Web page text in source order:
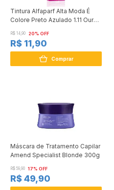
Tintura Alfaparf Alta Moda É
Colore Preto Azulado 1.11 Ouro
R$ 14,90 20% OFF
R$ 11,90
Comprar
Máscara de Tratamento Capilar
Amend Specialist Blonde 300g
R$ 59,90 17% OFF
R$ 49,90